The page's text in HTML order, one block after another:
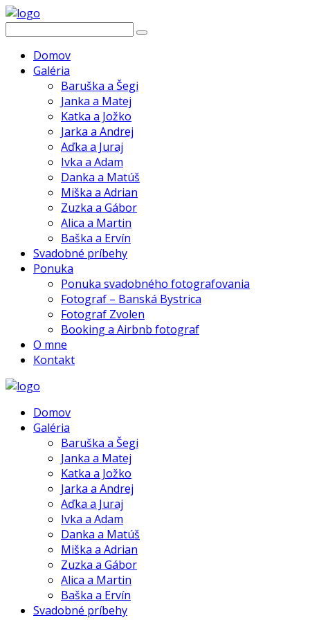
Domov
Galéria
Baruška a Šegi
Janka a Matej
Katka a Jožko
Jarka a Andrej
Aďka a Juraj
Ivka a Adam
Danka a Matúš
Miška a Adrian
Zuzka a Gábor
Alica a Martin
Baška a Ervín
Svadobné príbehy
Ponuka
Ponuka svadobného fotografovania
Fotograf – Banská Bystrica
Fotograf Zvolen
Booking a Airbnb fotograf
O mne
Kontakt
Domov
Galéria
Baruška a Šegi
Janka a Matej
Katka a Jožko
Jarka a Andrej
Aďka a Juraj
Ivka a Adam
Danka a Matúš
Miška a Adrian
Zuzka a Gábor
Alica a Martin
Baška a Ervín
Svadobné príbehy